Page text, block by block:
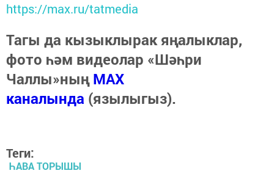
https://max.ru/tatmedia
Тагы да кызыклырак яңалыклар,
фото һәм видеолар «Шәһри
Чаллы»ныңMAX
каналында (язылыгыз).
Теги:
ҺАВА ТОРЫШЫ